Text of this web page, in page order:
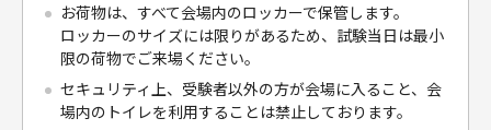
お荷物は、すべて会場内のロッカーで保管します。
ロッカーのサイズには限りがあるため、試験当日は最小
限の荷物でご来場ください。
セキュリティ上、受験者以外の方が会場に入ること、会
場内のトイレを利用することは禁止しております。